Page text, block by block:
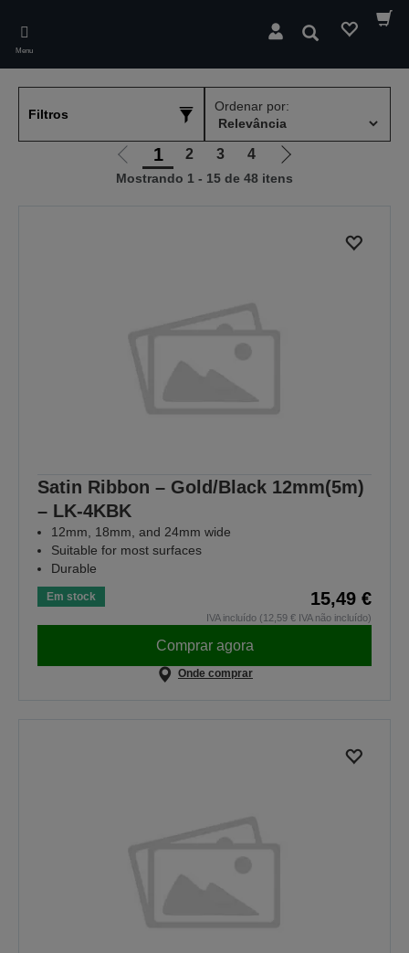
main
content
Menu
Pesquisar
Filtros
Ordenar por:
Ir
para
1 2 3 4
Ir
para
Mostrando 1 - 15 de 48 itens
Satin Ribbon – Gold/Black 12mm(5m)
– LK-4KBK
12mm, 18mm, and 24mm wide
Suitable for most surfaces
Durable
Em stock 15,49 €
IVA incluído (12,59 € IVA não incluído)
Comprar agora
Onde comprar